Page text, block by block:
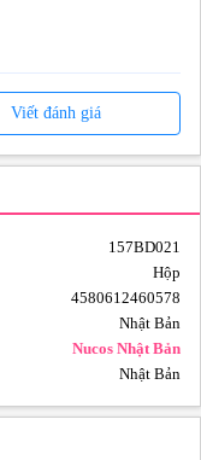
Viết đánh giá
157BD021
Hộp
4580612460578
Nhật Bản
Nucos Nhật Bản
Nhật Bản